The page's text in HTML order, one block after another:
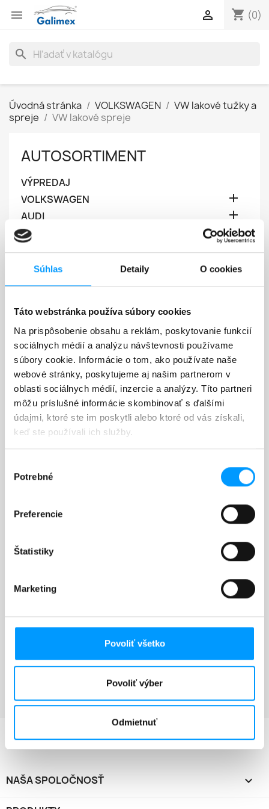
Súhlas Detaily O cookies
Táto webstránka používa súbory cookies
Na prispôsobenie obsahu a reklám, poskytovanie funkcií
sociálnych médií a analýzu návštevnosti používame
súbory cookie. Informácie o tom, ako používate naše
webové stránky, poskytujeme aj našim partnerom v
oblasti sociálnych médií, inzercie a analýzy. Títo partneri
môžu príslušné informácie skombinovať s ďalšími
údajmi, ktoré ste im poskytli alebo ktoré od vás získali,
keď ste používali ich služby.
súhlasu
Potrebné
Preferencie
Štatistiky
Marketing
Povoliť všetko
Povoliť výber
Odmietnuť
 shopping_cart (0)

search
Úvodná stránka VOLKSWAGEN
VW lakové tužky a
spreje
VW lakové spreje
AUTOSORTIMENT
VÝPREDAJ
VOLKSWAGEN

AUDI 
ŠKODA 
PORSCHE 
MG 
VW LAKOVÉ SPREJE
VW lakové spreje
FILTROVAŤ
Zobrazuje sa 1-1 z 1 položiek
Zobrazuje sa 1-1 z 1 položiek

NAŠA SPOLOČNOSŤ 